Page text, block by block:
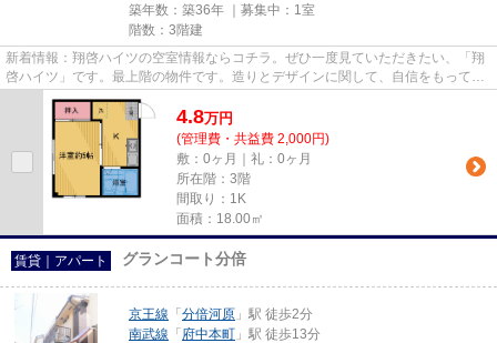
築年数：築36年 ｜募集中： 1室
階数：3階建
新着情報：翔啓ハイツの空室情報ならコチラ。ぜひ一度見ていただきたい、「翔
啓ハイツ」です。最上階の物件です。造りとデザインに関して、自信をもって情
報を提供できるマンションで...
4.8万円
(管理費・共益費 2,000円)
敷：0ヶ月｜礼：0ヶ月
所在階：3階
間取り：1K
面積：18.00㎡
賃貸｜アパート グランコート分倍
京王線 「 分倍河原 」駅 徒歩2分
南武線 「 府中本町 」駅 徒歩13分